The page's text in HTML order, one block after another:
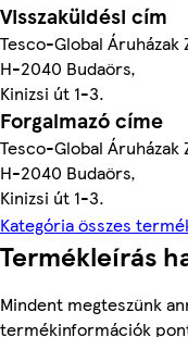
Visszaküldési cím
Tesco-Global Áruházak
H-2040 Budaörs,
Kinizsi út 1-3.
Forgalmazó címe
Tesco-Global Áruházak
H-2040 Budaörs,
Kinizsi út 1-3.
Kategória összes
Termékleírás
Mindent megteszünk
termékinformációk